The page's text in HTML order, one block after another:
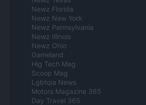
Newz Florida
Newz New York
Newz Pennsylvania
Newz Illinois
Newz Ohio
Gameland
Hig Tech Mag
Scoop Mag
Lgbtqia News
Motors Magazine 365
Day Travel 365